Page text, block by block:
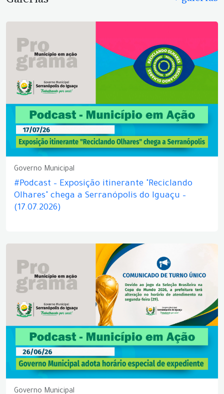
Governo Municipal
#Podcast – Exposição itinerante "Reciclando
Olhares" chega a Serranópolis do Iguaçu –
(17.07.2026)
Governo Municipal